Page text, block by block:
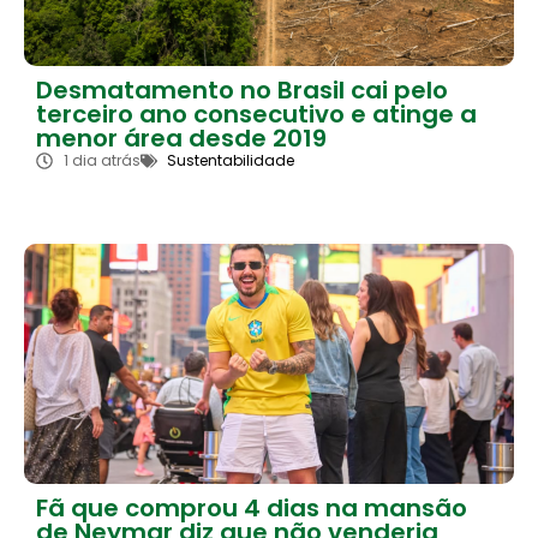
Desmatamento no Brasil cai pelo
terceiro ano consecutivo e atinge a
menor área desde 2019
1 dia atrás Sustentabilidade
Fã que comprou 4 dias na mansão